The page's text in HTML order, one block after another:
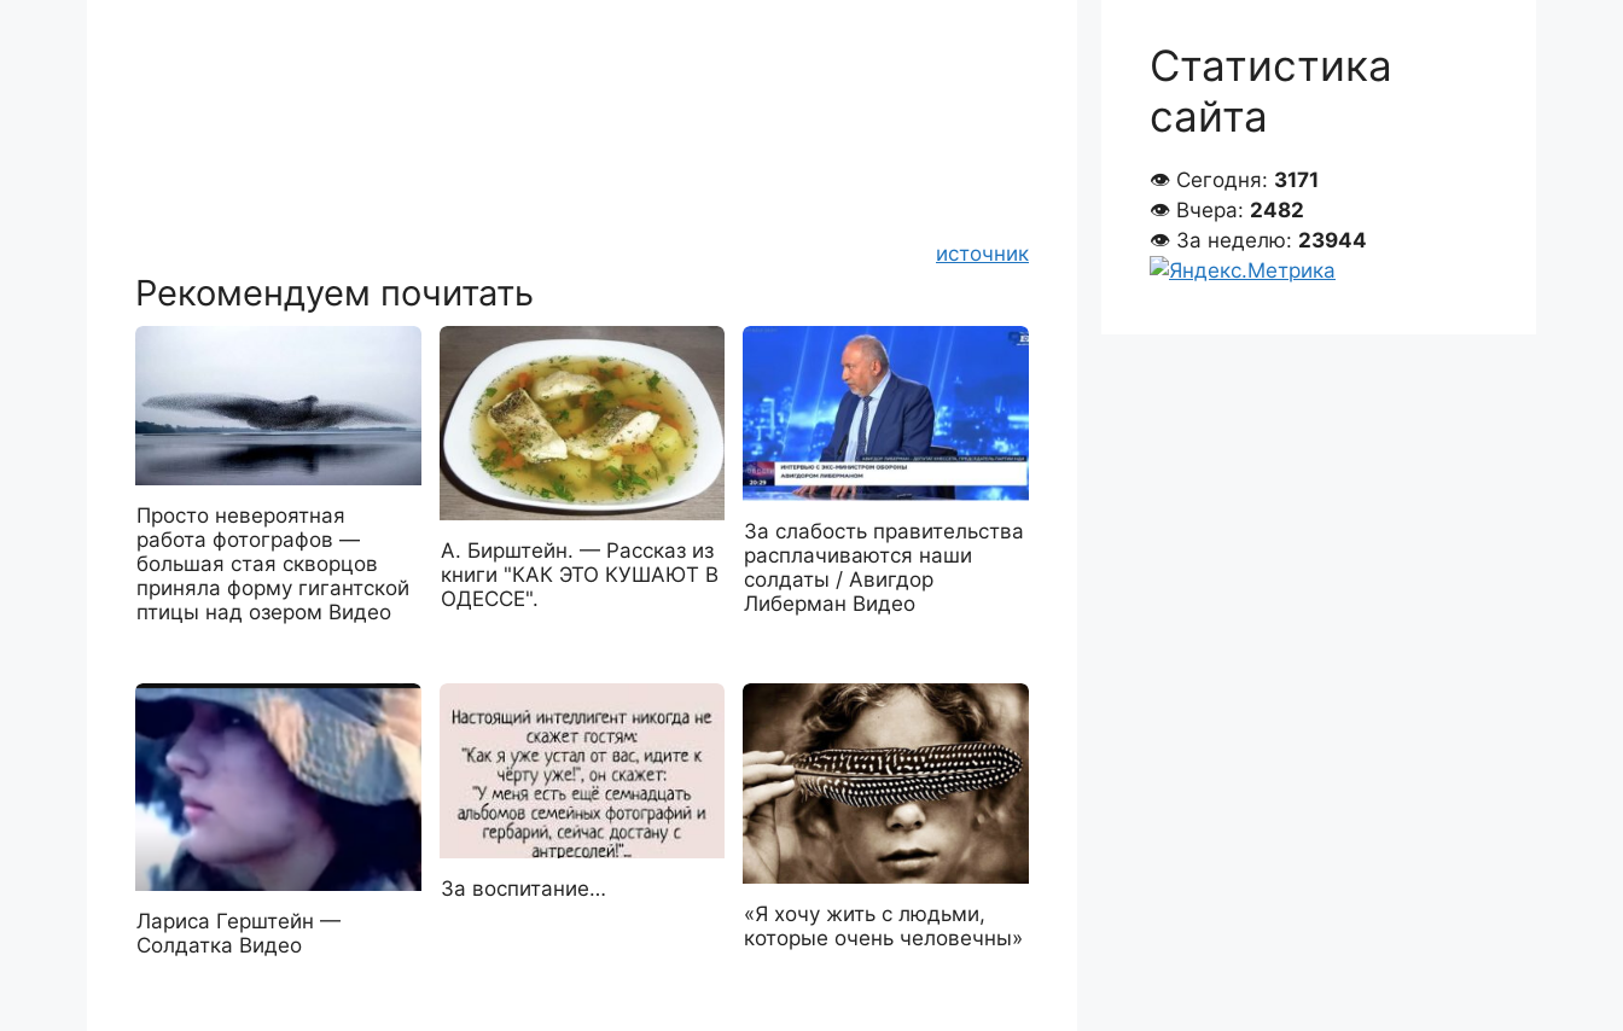
источник
Рекомендуем почитать
Просто невероятная
работа фотографов —
большая стая скворцов
приняла форму гигантской
птицы над озером Видео
А. Бирштейн. — Рассказ из
книги "КАК ЭТО КУШАЮТ В
ОДЕССЕ".
За слабость правительства
расплачиваются наши
солдаты / Авигдор
Либерман Видео
Лариса Герштейн —
Солдатка Видео
За воспитание…
«Я хочу жить с людьми,
которые очень человечны»
Статистика
сайта
👁 Сегодня: 3171
👁 Вчера: 2482
👁 За неделю: 23944